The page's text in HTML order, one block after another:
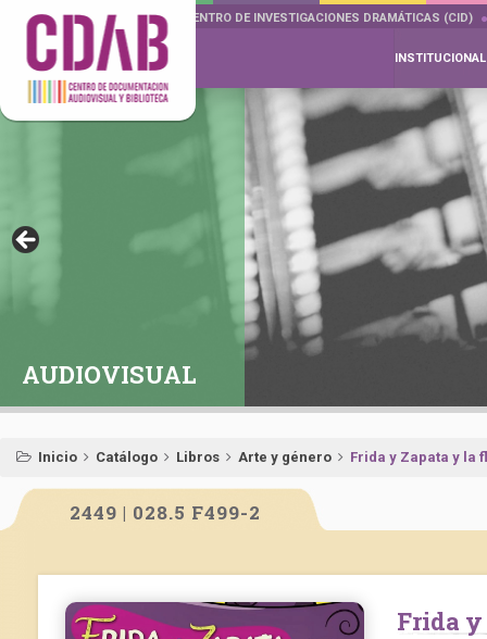
DOCUMENTA DRAMÁTICAS CENTRO DE INVESTIGACIONES DRAMÁTICAS (CID)
INSTITUCIONAL
AUDIOVISUAL
Inicio Catálogo Libros Arte y género Frida y Zapata y la
2449 | 028.5 F499-2
Frida